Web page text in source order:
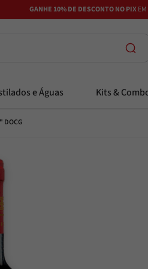
GANHE 10% DE DESCONTO NO PIX
e Águas Kits &
DOCG